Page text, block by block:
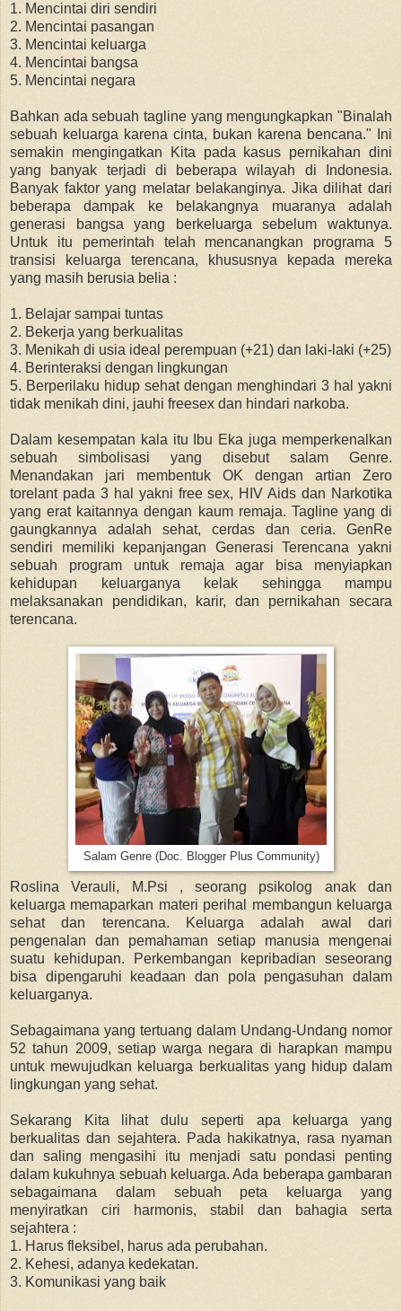
1. Mencintai diri sendiri
2. Mencintai pasangan
3. Mencintai keluarga
4. Mencintai bangsa
5. Mencintai negara
Bahkan ada sebuah tagline yang mengungkapkan "Binalah
sebuah keluarga karena cinta, bukan karena bencana." Ini
semakin mengingatkan Kita pada kasus pernikahan dini
yang banyak terjadi di beberapa wilayah di Indonesia.
Banyak faktor yang melatar belakanginya. Jika dilihat dari
beberapa dampak ke belakangnya muaranya adalah
generasi bangsa yang berkeluarga sebelum waktunya.
Untuk itu pemerintah telah mencanangkan programa 5
transisi keluarga terencana, khususnya kepada mereka
yang masih berusia belia :
1. Belajar sampai tuntas
2. Bekerja yang berkualitas
3. Menikah di usia ideal perempuan (+21) dan laki-laki (+25)
4. Berinteraksi dengan lingkungan
5. Berperilaku hidup sehat dengan menghindari 3 hal yakni
tidak menikah dini, jauhi freesex dan hindari narkoba.
Dalam kesempatan kala itu Ibu Eka juga memperkenalkan
sebuah simbolisasi yang disebut salam Genre.
Menandakan jari membentuk OK dengan artian Zero
torelant pada 3 hal yakni free sex, HIV Aids dan Narkotika
yang erat kaitannya dengan kaum remaja. Tagline yang di
gaungkannya adalah sehat, cerdas dan ceria. GenRe
sendiri memiliki kepanjangan Generasi Terencana yakni
sebuah program untuk remaja agar bisa menyiapkan
kehidupan keluarganya kelak sehingga mampu
melaksanakan pendidikan, karir, dan pernikahan secara
terencana.
Salam Genre (Doc. Blogger Plus Community)
Roslina Verauli, M.Psi , seorang psikolog anak dan
keluarga memaparkan materi perihal membangun keluarga
sehat dan terencana. Keluarga adalah awal dari
pengenalan dan pemahaman setiap manusia mengenai
suatu kehidupan. Perkembangan kepribadian seseorang
bisa dipengaruhi keadaan dan pola pengasuhan dalam
keluarganya.
Sebagaimana yang tertuang dalam Undang-Undang nomor
52 tahun 2009, setiap warga negara di harapkan mampu
untuk mewujudkan keluarga berkualitas yang hidup dalam
lingkungan yang sehat.
Sekarang Kita lihat dulu seperti apa keluarga yang
berkualitas dan sejahtera. Pada hakikatnya, rasa nyaman
dan saling mengasihi itu menjadi satu pondasi penting
dalam kukuhnya sebuah keluarga. Ada beberapa gambaran
sebagaimana dalam sebuah peta keluarga yang
menyiratkan ciri harmonis, stabil dan bahagia serta
sejahtera :
1. Harus fleksibel, harus ada perubahan.
2. Kehesi, adanya kedekatan.
3. Komunikasi yang baik